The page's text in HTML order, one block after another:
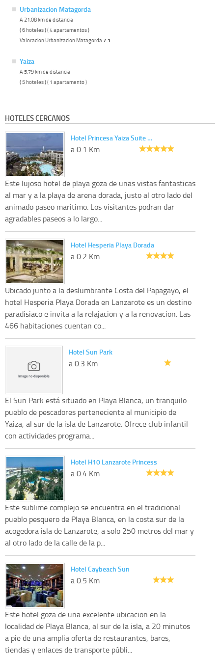
Urbanizacion Matagorda
A 21.08 km de distancia
( 6 hoteles ) ( 4 apartamentos )
Valoracion Urbanizacion Matagorda7.1
Yaiza
A 5.79 km de distancia
( 5 hoteles ) ( 1 apartamento )
HOTELES CERCANOS
Hotel Princesa Yaiza Suite …
a 0.1 Km
Este lujoso hotel de playa goza de unas vistas fantasticas
al mar y a la playa de arena dorada, justo al otro lado del
animado paseo maritimo. Los visitantes podran dar
agradables paseos a lo largo...
Hotel Hesperia Playa Dorada
a 0.2 Km
Ubicado junto a la deslumbrante Costa del Papagayo, el
hotel Hesperia Playa Dorada en Lanzarote es un destino
paradisiaco e invita a la relajacion y a la renovacion. Las
466 habitaciones cuentan co...
Hotel Sun Park
a 0.3 Km
El Sun Park está situado en Playa Blanca, un tranquilo
pueblo de pescadores perteneciente al municipio de
Yaiza, al sur de la isla de Lanzarote. Ofrece club infantil
con actividades programa...
Hotel H10 Lanzarote Princess
a 0.4 Km
Este sublime complejo se encuentra en el tradicional
pueblo pesquero de Playa Blanca, en la costa sur de la
acogedora isla de Lanzarote, a solo 250 metros del mar y
al otro lado de la calle de la p...
Hotel Caybeach Sun
a 0.5 Km
Este hotel goza de una excelente ubicacion en la
localidad de Playa Blanca, al sur de la isla, a 20 minutos
a pie de una amplia oferta de restaurantes, bares,
tiendas y enlaces de transporte públi...